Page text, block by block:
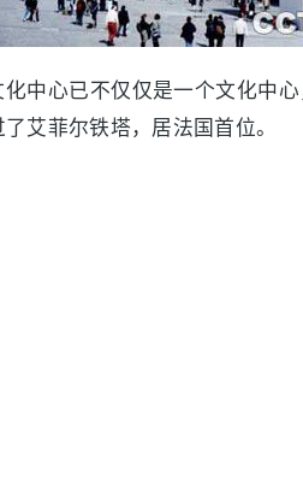
中心已不仅仅是一个文化中
艾菲尔铁塔，居法国首位。